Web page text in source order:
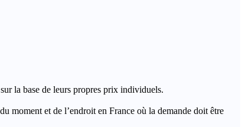
la base de leurs propres prix individuels.
moment et de l’endroit en France où la demande doit être